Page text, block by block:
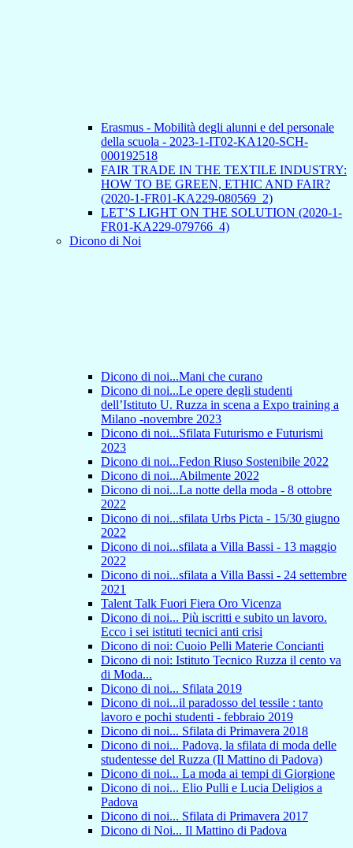
Erasmus - Mobilità degli alunni e del personale
della scuola - 2023-1-IT02-KA120-SCH-
000192518
FAIR TRADE IN THE TEXTILE INDUSTRY:
HOW TO BE GREEN, ETHIC AND FAIR?
(2020-1-FR01-KA229-080569_2)
LET’S LIGHT ON THE SOLUTION (2020-1-
FR01-KA229-079766_4)
Dicono di Noi
Dicono di noi...Mani che curano
Dicono di noi...Le opere degli studenti
dell’Istituto U. Ruzza in scena a Expo training a
Milano -novembre 2023
Dicono di noi...Sfilata Futurismo e Futurismi
2023
Dicono di noi...Fedon Riuso Sostenibile 2022
Dicono di noi...Abilmente 2022
Dicono di noi...La notte della moda - 8 ottobre
2022
Dicono di noi...sfilata Urbs Picta - 15/30 giugno
2022
Dicono di noi...sfilata a Villa Bassi - 13 maggio
2022
Dicono di noi...sfilata a Villa Bassi - 24 settembre
2021
Talent Talk Fuori Fiera Oro Vicenza
Dicono di noi... Più iscritti e subito un lavoro.
Ecco i sei istituti tecnici anti crisi
Dicono di noi: Cuoio Pelli Materie Concianti
Dicono di noi: Istituto Tecnico Ruzza il cento va
di Moda...
Dicono di noi... Sfilata 2019
Dicono di noi...il paradosso del tessile : tanto
lavoro e pochi studenti - febbraio 2019
Dicono di noi... Sfilata di Primavera 2018
Dicono di noi... Padova, la sfilata di moda delle
studentesse del Ruzza (Il Mattino di Padova)
Dicono di noi... La moda ai tempi di Giorgione
Dicono di noi... Elio Pulli e Lucia Deligios a
Padova
Dicono di noi... Sfilata di Primavera 2017
Dicono di Noi... Il Mattino di Padova